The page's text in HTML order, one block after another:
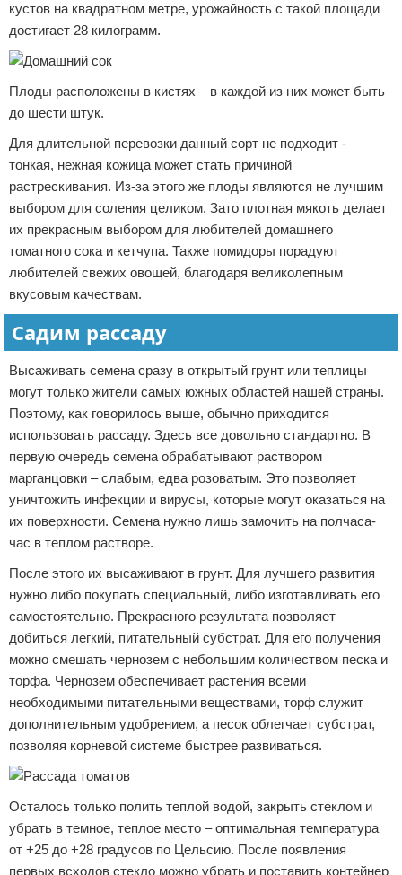
кустов на квадратном метре, урожайность с такой площади
достигает 28 килограмм.
Плоды расположены в кистях – в каждой из них может быть
до шести штук.
Для длительной перевозки данный сорт не подходит -
тонкая, нежная кожица может стать причиной
растрескивания. Из-за этого же плоды являются не лучшим
выбором для соления целиком. Зато плотная мякоть делает
их прекрасным выбором для любителей домашнего
томатного сока и кетчупа. Также помидоры порадуют
любителей свежих овощей, благодаря великолепным
вкусовым качествам.
Садим рассаду
Высаживать семена сразу в открытый грунт или теплицы
могут только жители самых южных областей нашей страны.
Поэтому, как говорилось выше, обычно приходится
использовать рассаду. Здесь все довольно стандартно. В
первую очередь семена обрабатывают раствором
марганцовки – слабым, едва розоватым. Это позволяет
уничтожить инфекции и вирусы, которые могут оказаться на
их поверхности. Семена нужно лишь замочить на полчаса-
час в теплом растворе.
После этого их высаживают в грунт. Для лучшего развития
нужно либо покупать специальный, либо изготавливать его
самостоятельно. Прекрасного результата позволяет
добиться легкий, питательный субстрат. Для его получения
можно смешать чернозем с небольшим количеством песка и
торфа. Чернозем обеспечивает растения всеми
необходимыми питательными веществами, торф служит
дополнительным удобрением, а песок облегчает субстрат,
позволяя корневой системе быстрее развиваться.
Осталось только полить теплой водой, закрыть стеклом и
убрать в темное, теплое место – оптимальная температура
от +25 до +28 градусов по Цельсию. После появления
первых всходов стекло можно убрать и поставить контейнер